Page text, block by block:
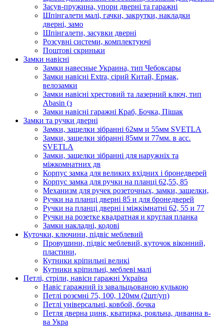
Засув-пружина, упори дверні та гаражні
Шпінгалети малі, гачки, закрутки, накладки
дверні, замо
Шпінгалети, засувки дверні
Розсувні системи, комплектуючі
Поштові скриньки
Замки навісні
Замки навесные Украина, тип Чебоксары
Замки навісні Extra, сірий Китай, Ермак,
велозамки
Замки навісні хрестовий та лазерний ключ, тип
Abasin (з
Замки навісні гаражні Краб, Бочка, Пішак
Замки та ручки дверні
Замки, защелки зібранні 62мм и 55мм SVETLA
Замки, защелки зібранні 85мм и 77мм. в асс.
SVETLA
Замки, защелки зібранні для наружніх та
міжкомнатних дв
Корпус замка для великих вхідних і бронедверей
Корпус замка для ручки на планці 62,55, 85
Механизм для ручек розеточных, замки, защелки,
Ручки на планці дверні 85 и для бронедверей
Ручки на планці дверні і міжкімнатні 62, 55 и 77
Ручки на розетке квадратная и круглая планка
Замки накладні, кодові
Куточки, ключини, підвіс меблевий
Провушини, підвіс меблевий, куточок віконний,
пластини,
Кутники кріпильні великі
Кутники кріпильні, меблеві малі
Петлі, стріли, навіси гаражні Україна
Навіс гаражний із завальцьованою кулькою
Петлі розємні 75, 100, 120мм (2шт/уп)
Петлі універсальні, ковбой, бочка
Петля дверна цинк, кватирка, рояльна, диванна в-
ва Укра